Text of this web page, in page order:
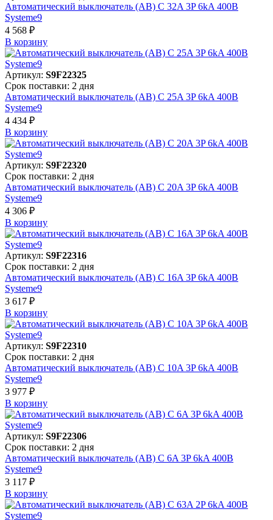
Автоматический выключатель (АВ) C 32A 3P 6kA 400В
Systeme9
4 568 ₽
В корзинy
Артикул: S9F22325
Срок поставки: 2 дня
Автоматический выключатель (АВ) C 25A 3P 6kA 400В
Systeme9
4 434 ₽
В корзинy
Артикул: S9F22320
Срок поставки: 2 дня
Автоматический выключатель (АВ) C 20A 3P 6kA 400В
Systeme9
4 306 ₽
В корзинy
Артикул: S9F22316
Срок поставки: 2 дня
Автоматический выключатель (АВ) C 16A 3P 6kA 400В
Systeme9
3 617 ₽
В корзинy
Артикул: S9F22310
Срок поставки: 2 дня
Автоматический выключатель (АВ) C 10A 3P 6kA 400В
Systeme9
3 977 ₽
В корзинy
Артикул: S9F22306
Срок поставки: 2 дня
Автоматический выключатель (АВ) C 6A 3P 6kA 400В
Systeme9
3 117 ₽
В корзинy